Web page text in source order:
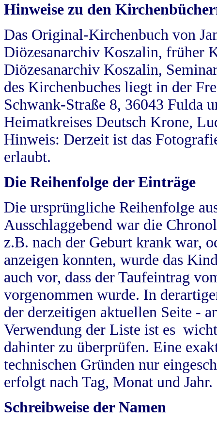
Hinweise zu den
Das Original-Kirchenbuch von
Diözesanarchiv Koszalin, früher
Diözesanarchiv Koszalin,
des Kirchenbuches liegt in der
Schwank-Straße 8, 36043 Fulda
Heimatkreises Deutsch Krone,
Hinweis: Derzeit ist das
erlaubt.
Die Reihenfolge der Einträge
Die ursprüngliche Reihenfolge
Ausschlaggebend war die
z.B. nach der Geburt krank war,
anzeigen konnten, wurde das
auch vor, dass der Taufeintrag
vorgenommen wurde. In
der derzeitigen aktuellen Seite -
Verwendung der Liste ist es
dahinter zu überprüfen. Eine
technischen Gründen nur
erfolgt nach Tag, Monat und Jahr.
Schreibweise der Namen